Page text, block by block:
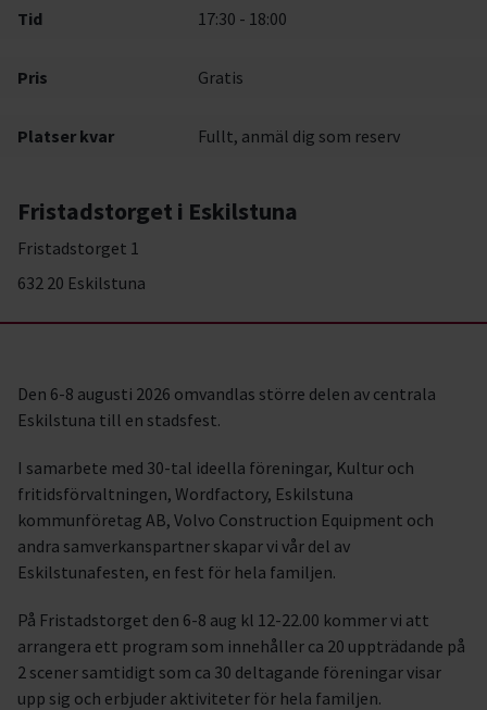
Tid 17:30 - 18:00
Pris Gratis
Platser kvar Fullt, anmäl dig som reserv
Fristadstorget i Eskilstuna
Fristadstorget 1
632 20 Eskilstuna
Den 6-8 augusti 2026 omvandlas större delen av centrala
Eskilstuna till en stadsfest.
I samarbete med 30-tal ideella föreningar, Kultur och
fritidsförvaltningen, Wordfactory, Eskilstuna
kommunföretag AB, Volvo Construction Equipment och
andra samverkanspartner skapar vi vår del av
Eskilstunafesten, en fest för hela familjen.
På Fristadstorget den 6-8 aug kl 12-22.00 kommer vi att
arrangera ett program som innehåller ca 20 uppträdande på
2 scener samtidigt som ca 30 deltagande föreningar visar
upp sig och erbjuder aktiviteter för hela familjen.